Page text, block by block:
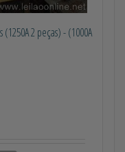
2 peças) - (1000A